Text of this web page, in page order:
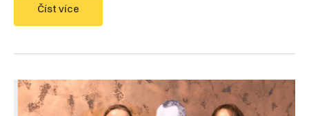
Konference
na
Číst více